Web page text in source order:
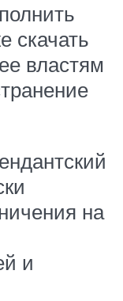
скачать
властям
на
и